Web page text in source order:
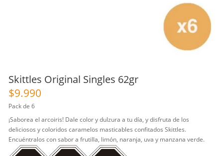
Skittles Original Singles 62gr
$9.990
Pack de 6
¡Saborea el arcoiris! Dale color y dulzura a tu día, y disfruta de los
deliciosos y coloridos caramelos masticables confitados Skittles.
Encuéntralos con sabor a frutilla, limón, naranja, uva y manzana verde.